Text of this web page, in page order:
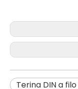
Terina DIN a